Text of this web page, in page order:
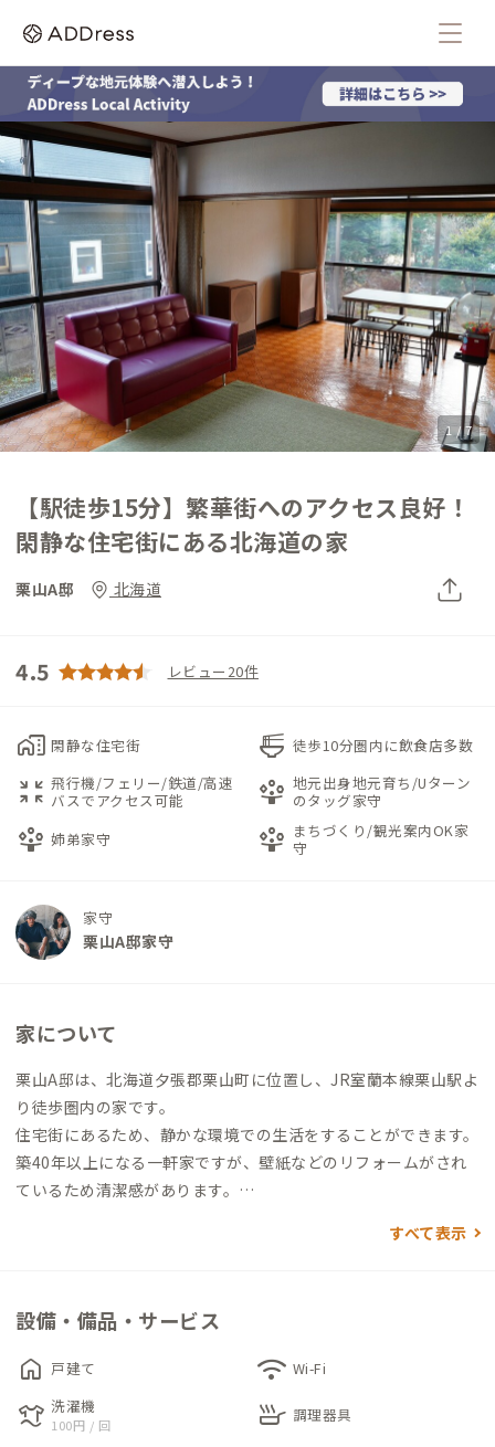
1 / 7
【駅徒歩15分】繁華街へのアクセス良好！
閑静な住宅街にある北海道の家
栗山A邸 北海道
4.5 レビュー20件
home_work 閑静な住宅街 ramen_dining 徒歩10分圏内に飲食店多数
zoom_in_map 飛行機/フェリー/鉄道/高速
バスでアクセス可能
person_play 地元出身地元育ち/Uターン
のタッグ家守
person_play 姉弟家守 person_play まちづくり/観光案内OK家
守
家守
栗山A邸家守
家について
栗山A邸は、北海道夕張郡栗山町に位置し、JR室蘭本線栗山駅よ
り徒歩圏内の家です。
住宅街にあるため、静かな環境での生活をすることができます。
築40年以上になる一軒家ですが、壁紙などのリフォームがされ
ているため清潔感があります。
個室は、中2階にあり独立した部屋なので生活音が気になりづら
るため、仕事の気分転換にオススメです。そんな庭では、バーベ
キューをすることも可能です。
家守が農家なので、新鮮な野菜やお米をお手頃な価格で購入する
ことができます。また、季節によっては収穫体験もできるので、
すべて表示
設備・備品・サービス
home 戸建て wifi Wi-Fi
laundry 洗濯機
100円 / 回 skillet 調理器具